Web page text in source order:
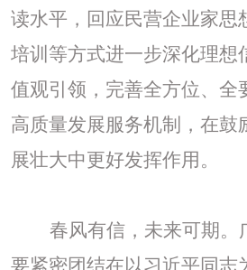
读水平，回应民营企业家思
培训等方式进一步深化理想
值观引领，完善全方位、全
高质量发展服务机制，在鼓
展壮大中更好发挥作用。
春风有信，未来可期。
要紧密团结在以习近平同志